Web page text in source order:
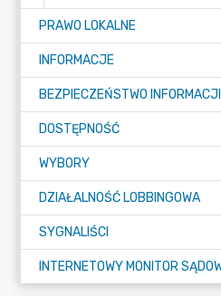
PRAWO LOKALNE
INFORMACJE
DOSTĘPNOŚĆ
WYBORY
DZIAŁALNOŚĆ LOBBINGOWA
SYGNALIŚCI